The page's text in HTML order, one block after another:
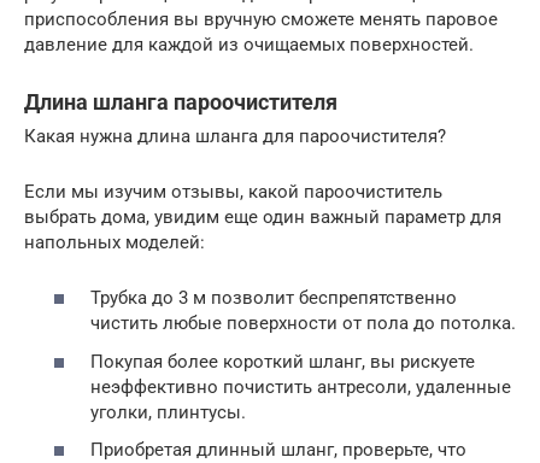
приспособления вы вручную сможете менять паровое
давление для каждой из очищаемых поверхностей.
Длина шланга пароочистителя
Какая нужна длина шланга для пароочистителя?
Если мы изучим отзывы, какой пароочиститель
выбрать дома, увидим еще один важный параметр для
напольных моделей:
Трубка до 3 м позволит беспрепятственно
чистить любые поверхности от пола до потолка.
Покупая более короткий шланг, вы рискуете
неэффективно почистить антресоли, удаленные
уголки, плинтусы.
Приобретая длинный шланг, проверьте, что